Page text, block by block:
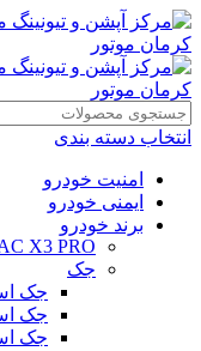
انتخاب دسته بندی
امنیت خودرو
ایمنی خودرو
برند خودرو
X3 PRO
جک
جک اس 5
جک
جک اس5